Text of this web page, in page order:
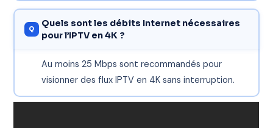
Quels sont les débits Internet nécessaires
pour l’IPTV en 4K ?
Au moins 25 Mbps sont recommandés pour
visionner des flux IPTV en 4K sans interruption.